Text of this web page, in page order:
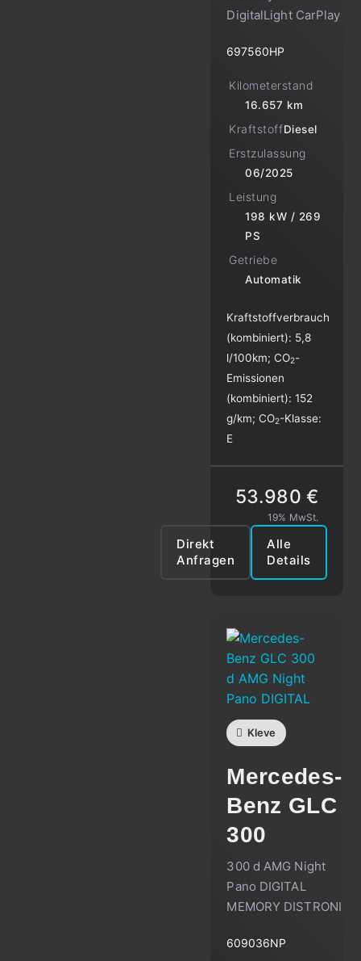
DigitalLight CarPlay
697560HP
Kilometerstand
16.657 km
KraftstoffDiesel
Erstzulassung
06/2025
Leistung
198 kW / 269
PS
Getriebe
Automatik
Kraftstoffverbrauch
(kombiniert): 5,8
l/100km;CO2-
Emissionen
(kombiniert):152
g/km;CO2-Klasse:
E
Alle
Details
Direkt
Anfragen
53.980 €
19% MwSt.
Kleve
Mercedes-
Benz GLC
300
300 d AMG Night
Pano DIGITAL
MEMORY DISTRONI
609036NP